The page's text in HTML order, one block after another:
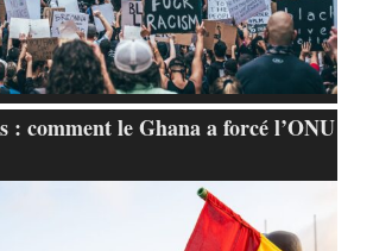
: comment le Ghana a forcé l’ONU